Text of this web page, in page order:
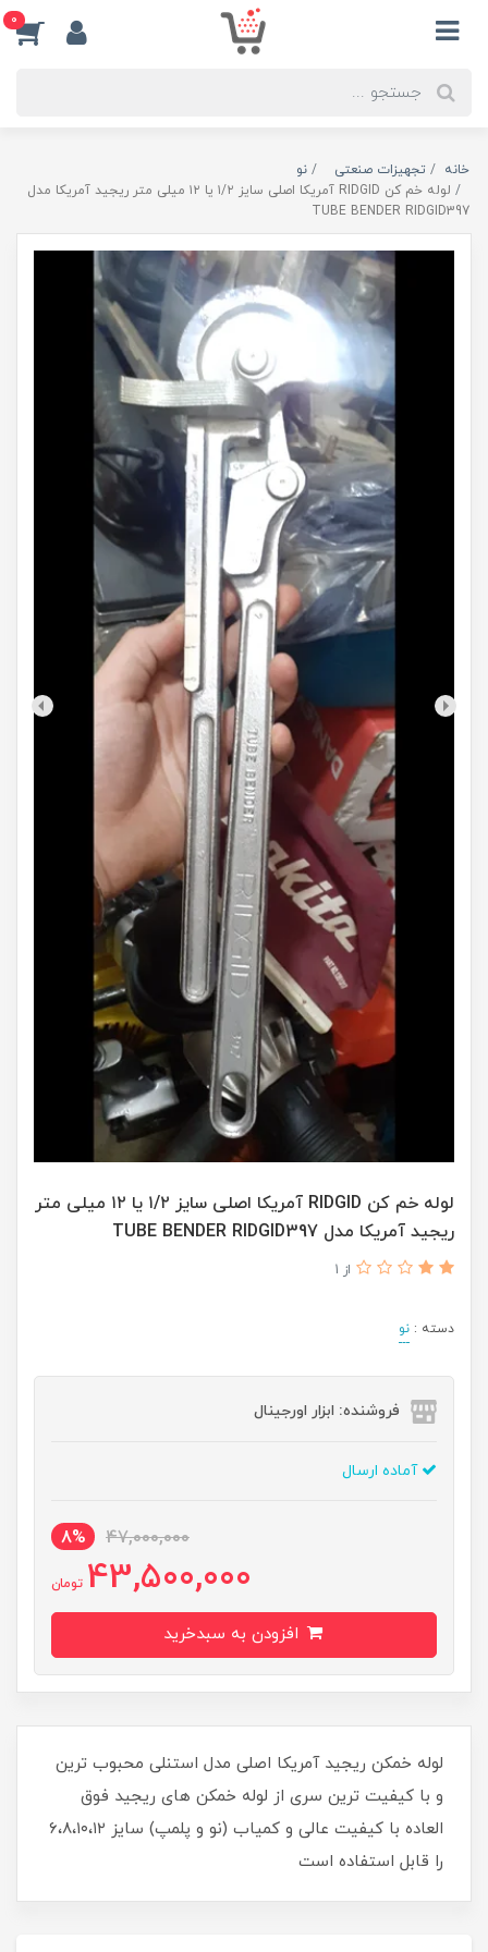
0
خانه تجهیزات صنعتی
نو
لوله خم کن RIDGID آمریکا اصلی سایز ۱/۲ یا ۱۲ میلی متر ریجید آمریکا مدل
TUBE BENDER RIDGID397
لوله خم کن RIDGID آمریکا اصلی سایز ۱/۲ یا ۱۲ میلی متر
ریجید آمریکا مدل TUBE BENDER RIDGID397
از 1
دسته : نو
فروشنده: ابزار اورجینال
آماده ارسال
47,000,000
8%
43,500,000 تومان
لوله خمکن ریجید آمریکا اصلی مدل استنلی محبوب ترین
و با کیفیت ترین سری از لوله خمکن های ریجید فوق
العاده با کیفیت عالی و کمیاب (نو و پلمپ) سایز ۶،۸،۱۰،۱۲
را قابل استفاده است